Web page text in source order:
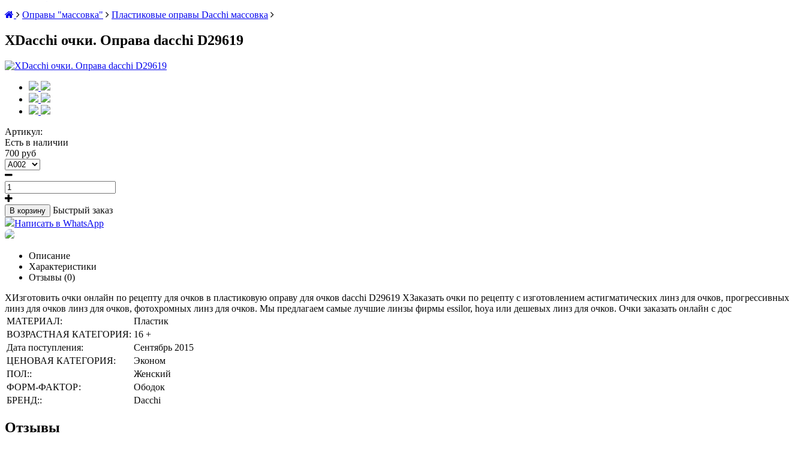
Оправы "массовка"
Пластиковые оправы Dacchi массовка
XDacchi очки. Оправа dacchi D29619
Артикул:
Есть в наличии
700 руб
В корзину
Быстрый заказ
Написать в WhatsApp
Описание
Характеристики
Отзывы (0)
XИзготовить очки онлайн по рецепту для очков в пластиковую оправу для очков dacchi D29619 XЗаказать очки по рецепту с изготовлением астигматических линз для очков, прогрессивных
линз для очков линз для очков, фотохромных линз для очков. Мы предлагаем самые лучшие линзы фирмы essilor, hoya или дешевых линз для очков. Очки заказать онлайн с дос
МАТЕРИАЛ:
Пластик
ВОЗРАСТНАЯ КАТЕГОРИЯ: 16 +
Дата поступления:
Сентябрь 2015
ЦЕНОВАЯ КАТЕГОРИЯ:
Эконом
ПОЛ::
Женский
ФОРМ-ФАКТОР:
Ободок
БРЕНД::
Dacchi
Отзывы